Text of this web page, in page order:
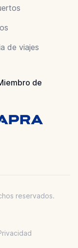
de viajes
de
reservados.